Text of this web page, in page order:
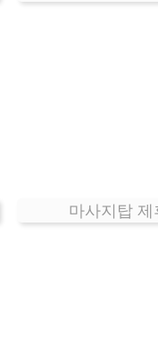
마사지탑 제